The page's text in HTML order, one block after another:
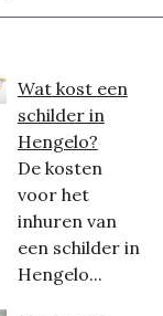
Wat kost een
schilder in
Hengelo?
De kosten
voor het
inhuren van
een schilder in
Hengelo...